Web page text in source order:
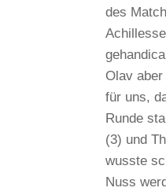
des
Olav
für uns,
Runde
(3) und
wusste
Nuss